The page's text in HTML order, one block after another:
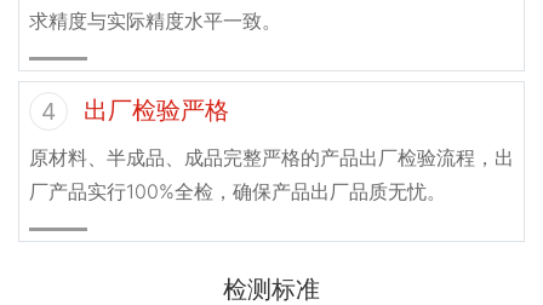
求精度与实际精度水平一致。
4 出厂检验严格
原材料、半成品、成品完整严格的产品出厂检验流程，出
厂产品实行100%全检，确保产品出厂品质无忧。
检测标准